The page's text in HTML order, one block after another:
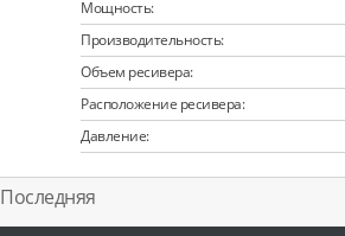
Мощность:
Производительность:
Объем ресивера:
Расположение ресивера:
Давление:
Последняя